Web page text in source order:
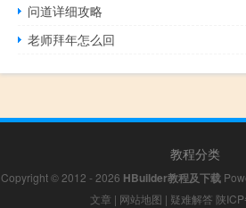
问道详细攻略
老师拜年怎么回
教程分类
Copyright © 2012 - 2026 HBuilder教程及下载
文章 | 网站地图 | 疑难解答 陕